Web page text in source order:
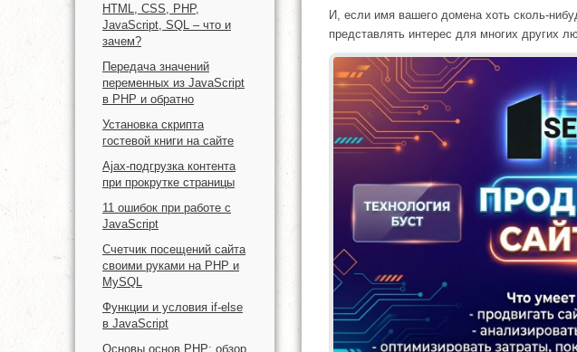
HTML, CSS, PHP,
JavaScript, SQL – что и
зачем?
Передача значений
переменных из JavaScript
в PHP и обратно
Установка скрипта
гостевой книги на сайте
Ajax-подгрузка контента
при прокрутке страницы
11 ошибок при работе с
JavaScript
Счетчик посещений сайта
своими руками на PHP и
MySQL
Функции и условия if-else
в JavaScript
Основы основ PHP: обзор
И, если имя вашего домена хоть сколь-
представлять интерес для многих других